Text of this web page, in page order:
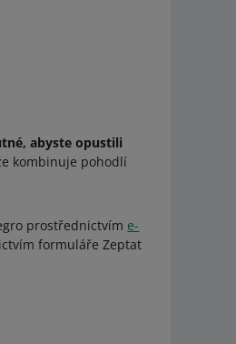
abyste opustili
kombinuje pohodlí
prostřednictvím e-
formuláře Zeptat